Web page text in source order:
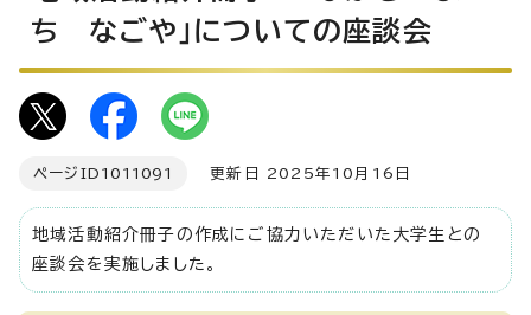
ち なごや」についての座談会
ページID 1011091 更新日 2025年10月16日
地域活動紹介冊子の作成にご協力いただいた大学生との
座談会を実施しました。